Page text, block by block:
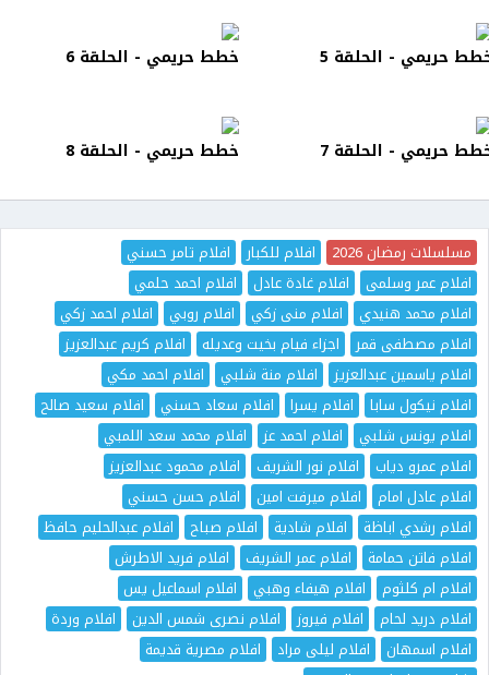
حريمي - الحلقة 5 خطط حريمي - الحلقة 6
حريمي - الحلقة 7 خطط حريمي - الحلقة 8
مسلسلات رمضان 2026 افلام للكبار
افلام تامر حسني
افلام عمر وسلمى
افلام غادة عادل
افلام احمد حلمي
افلام محمد هنيدي
افلام منى زكي افلام روبي
افلام احمد زكي
افلام مصطفى قمر
اجزاء فيام بخيت وعديله
افلام كريم عبدالعزيز
افلام ياسمين عبدالعزيز
افلام منة شلبي
افلام احمد مكي
افلام نيكول سابا
افلام يسرا افلام سعاد حسني
افلام سعيد صالح
افلام يونس شلبي
افلام احمد عز
افلام محمد سعد اللمبي
افلام عمرو دياب
افلام نور الشريف
افلام محمود عبدالعزيز
افلام عادل امام
افلام ميرفت امين
افلام حسن حسني
افلام رشدي اباظة
افلام شادية افلام صباح
افلام عبدالحليم حافظ
افلام فاتن حمامة
افلام عمر الشريف
افلام فريد الاطرش
افلام ام كلثوم
افلام هيفاء وهبي
افلام اسماعيل يس
افلام دريد لحام
افلام فيروز افلام نصرى شمس الدين
افلام وردة
افلام اسمهان
افلام ليلى مراد
افلام مصرية قديمة